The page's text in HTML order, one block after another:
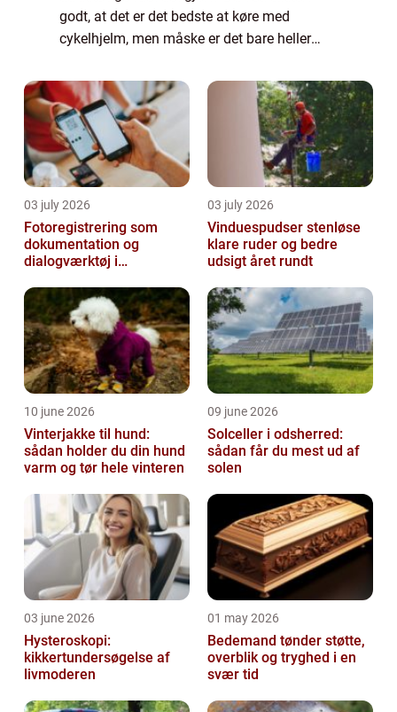
godt, at det er det bedste at køre med
cykelhjelm, men måske er det bare heller
at ...
03 july 2026
Fotoregistrering som
dokumentation og
dialogværktøj i
03 july 2026
Vinduespudser stenløse
klare ruder og bedre
udsigt året rundt
10 june 2026
Vinterjakke til hund:
sådan holder du din hund
varm og tør hele vinteren
09 june 2026
Solceller i odsherred:
sådan får du mest ud af
solen
03 june 2026
Hysteroskopi:
kikkertundersøgelse af
livmoderen
01 may 2026
Bedemand tønder støtte,
overblik og tryghed i en
svær tid